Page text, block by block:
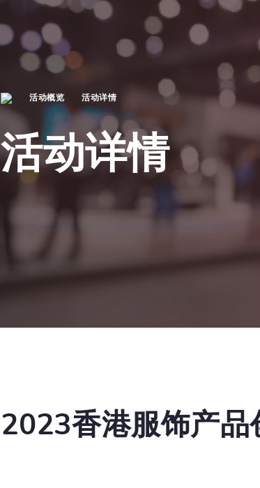
活动概览 活动详情
活动详情
2023香港服饰产品